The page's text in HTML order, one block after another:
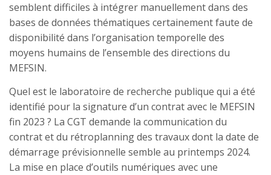
semblent difficiles à intégrer manuellement dans des
bases de données thématiques certainement faute de
disponibilité dans l’organisation temporelle des
moyens humains de l’ensemble des directions du
MEFSIN.
Quel est le laboratoire de recherche publique qui a été
identifié pour la signature d’un contrat avec le MEFSIN
fin 2023 ? La CGT demande la communication du
contrat et du rétroplanning des travaux dont la date de
démarrage prévisionnelle semble au printemps 2024.
La mise en place d’outils numériques avec une